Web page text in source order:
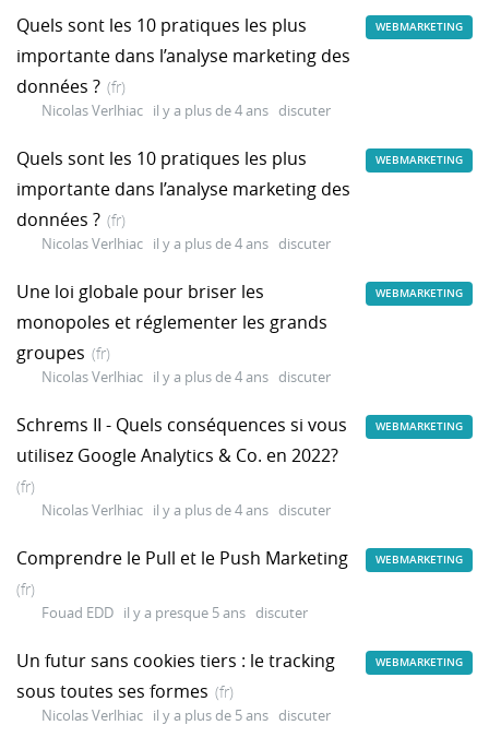
Quels sont les 10 pratiques les plus
importante dans l’analyse marketing des
données ? (fr)
Nicolas Verlhiac il y a plus de 4 ans discuter
WEBMARKETING
Quels sont les 10 pratiques les plus
importante dans l’analyse marketing des
données ? (fr)
Nicolas Verlhiac il y a plus de 4 ans discuter
WEBMARKETING
Une loi globale pour briser les
monopoles et réglementer les grands
groupes (fr)
Nicolas Verlhiac il y a plus de 4 ans discuter
WEBMARKETING
Schrems II - Quels conséquences si vous
utilisez Google Analytics & Co. en 2022?
(fr)
Nicolas Verlhiac il y a plus de 4 ans discuter
WEBMARKETING
Comprendre le Pull et le Push Marketing
(fr)
Fouad EDD il y a presque 5 ans discuter
WEBMARKETING
Un futur sans cookies tiers : le tracking
sous toutes ses formes (fr)
Nicolas Verlhiac il y a plus de 5 ans discuter
WEBMARKETING